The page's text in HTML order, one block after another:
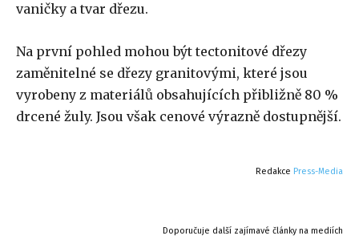
vaničky a tvar dřezu.
Na první pohled mohou být tectonitové dřezy
zaměnitelné se dřezy granitovými, které jsou
vyrobeny z materiálů obsahujících přibližně 80 %
drcené žuly. Jsou však cenové výrazně dostupnější.
Redakce Press-Media
Doporučuje další zajímavé články na mediích